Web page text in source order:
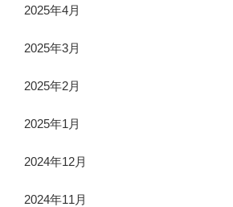
2025年4月
2025年3月
2025年2月
2025年1月
2024年12月
2024年11月